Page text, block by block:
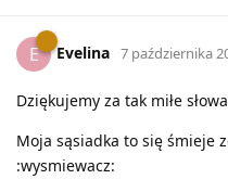
E Evelina 7 października
Dziękujemy za tak miłe
Moja sąsiadka to się śmieje
:wysmiewacz: